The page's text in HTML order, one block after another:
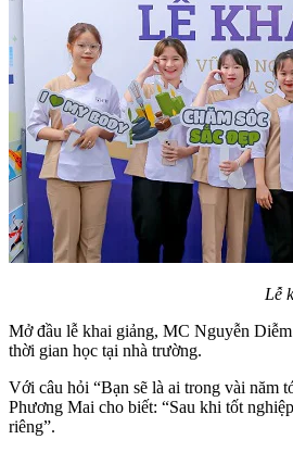
Lễ
Mở đầu lễ khai giảng, MC Nguyễn
thời gian học tại nhà trường.
Với câu hỏi “Bạn sẽ là ai trong vài năm
Phương Mai cho biết: “Sau khi tốt
riêng”.